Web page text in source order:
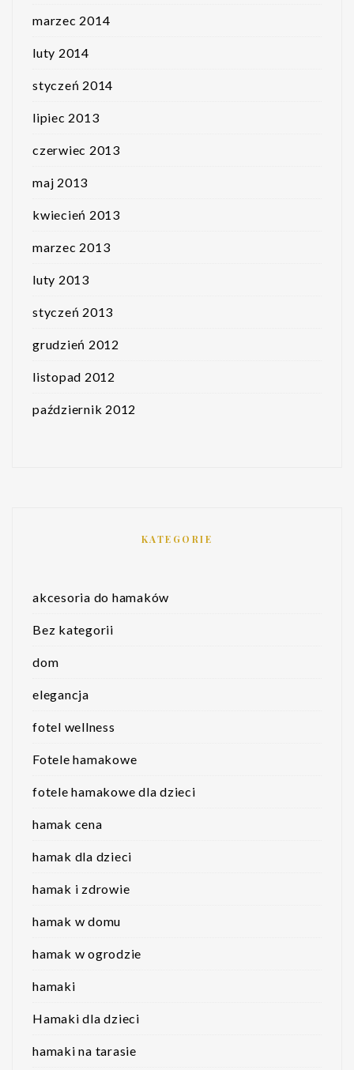
marzec 2014
luty 2014
styczeń 2014
lipiec 2013
czerwiec 2013
maj 2013
kwiecień 2013
marzec 2013
luty 2013
styczeń 2013
grudzień 2012
listopad 2012
październik 2012
KATEGORIE
akcesoria do hamaków
Bez kategorii
dom
elegancja
fotel wellness
Fotele hamakowe
fotele hamakowe dla dzieci
hamak cena
hamak dla dzieci
hamak i zdrowie
hamak w domu
hamak w ogrodzie
hamaki
Hamaki dla dzieci
hamaki na tarasie